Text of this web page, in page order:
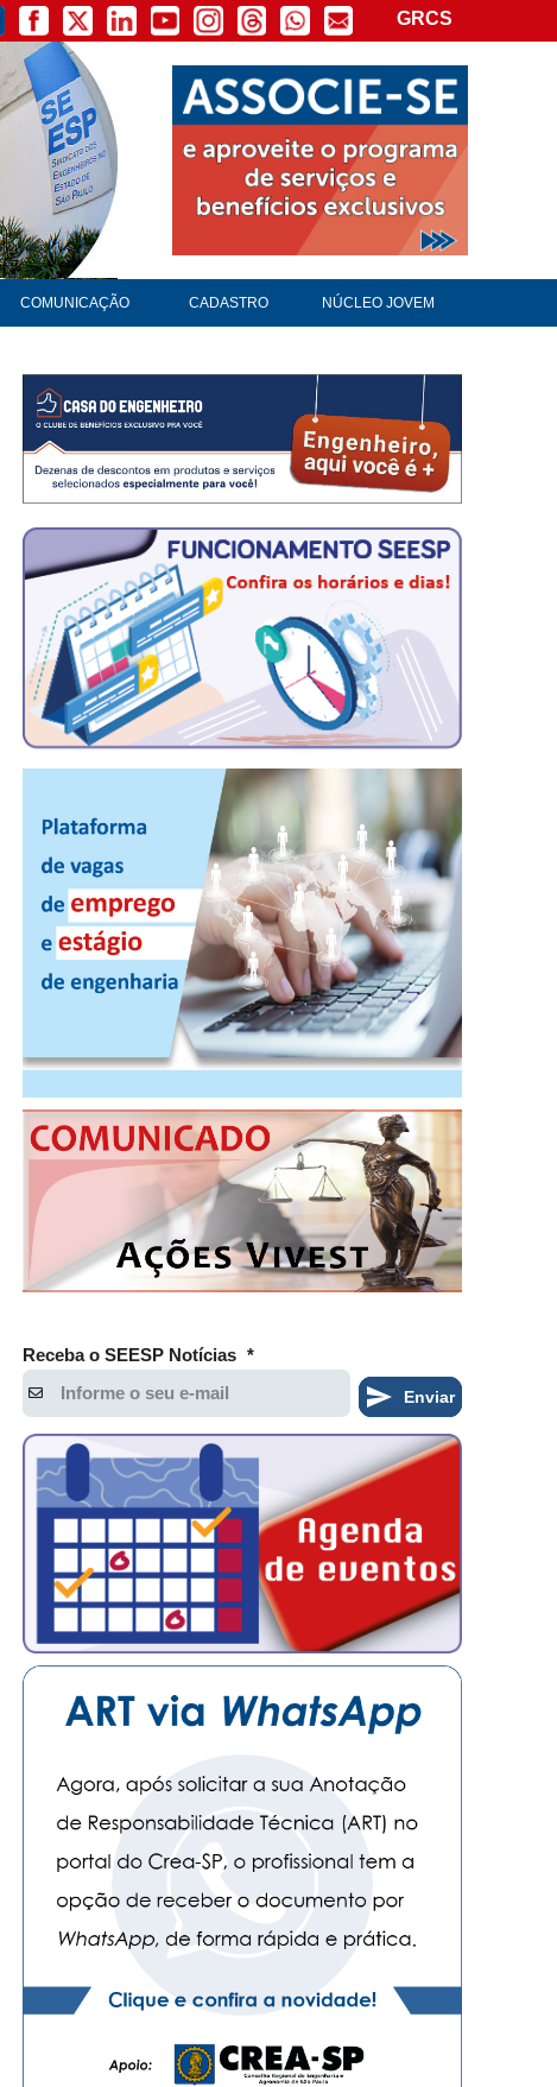
GRCS
COMUNICAÇÃO CADASTRO NÚCLEO JOVEM
Receba o SEESP Notícias *
Enviar